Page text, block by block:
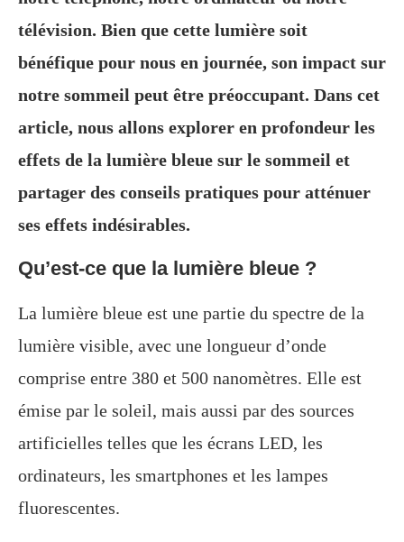
télévision. Bien que cette lumière soit
bénéfique pour nous en journée, son impact sur
notre sommeil peut être préoccupant. Dans cet
article, nous allons explorer en profondeur les
effets de la lumière bleue sur le sommeil et
partager des conseils pratiques pour atténuer
ses effets indésirables.
Qu’est-ce que la lumière bleue ?
La lumière bleue est une partie du spectre de la
lumière visible, avec une longueur d’onde
comprise entre 380 et 500 nanomètres. Elle est
émise par le soleil, mais aussi par des sources
artificielles telles que les écrans LED, les
ordinateurs, les smartphones et les lampes
fluorescentes.